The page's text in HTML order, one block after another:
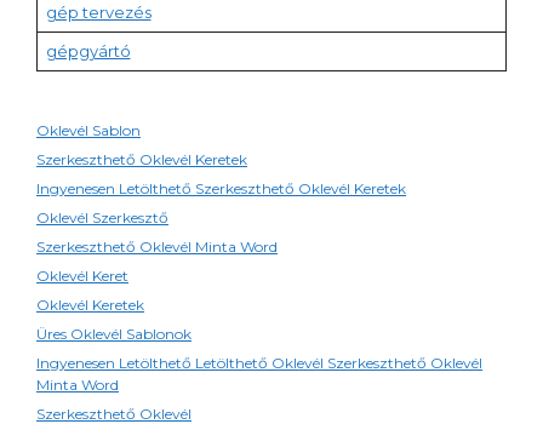
gép tervezés
gépgyártó
Oklevél Sablon
Szerkeszthető Oklevél Keretek
Ingyenesen Letölthető Szerkeszthető Oklevél Keretek
Oklevél Szerkesztő
Szerkeszthető Oklevél Minta Word
Oklevél Keret
Oklevél Keretek
Üres Oklevél Sablonok
Ingyenesen Letölthető Letölthető Oklevél Szerkeszthető Oklevél
Minta Word
Szerkeszthető Oklevél